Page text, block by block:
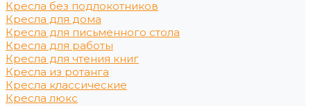
Кресла без подлокотников
Кресла для дома
Кресла для письменного стола
Кресла для работы
Кресла для чтения книг
Кресла из ротанга
Кресла классические
Кресла люкс